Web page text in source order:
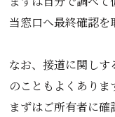
当窓口へ最終確認を
なお、接道に関し
のこともよくありま
まずはご所有者に